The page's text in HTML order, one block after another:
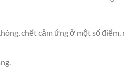
chết cảm ứng ở một số điểm,